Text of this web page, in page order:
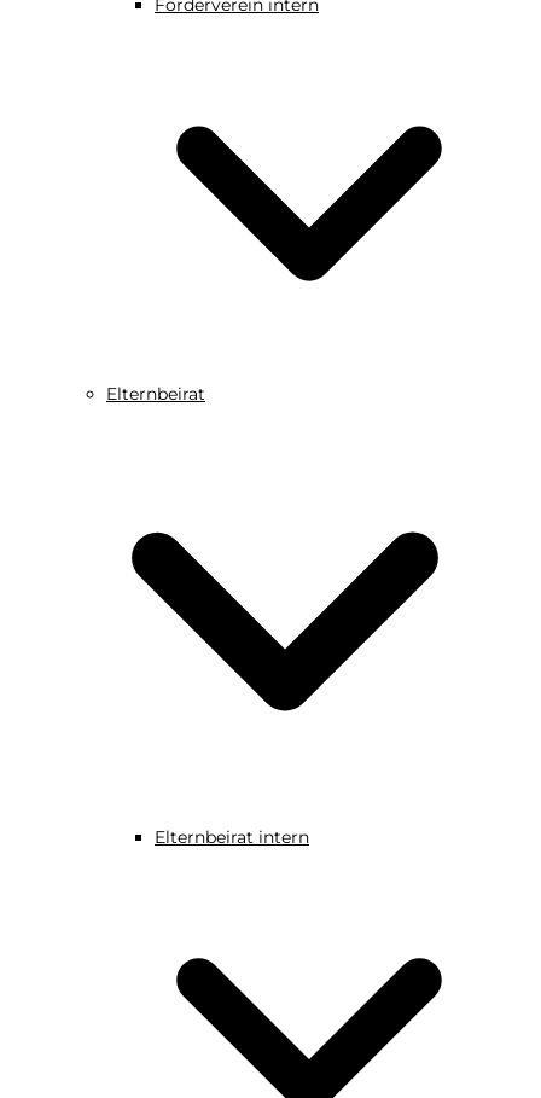
Förderverein intern
Elternbeirat
Elternbeirat intern